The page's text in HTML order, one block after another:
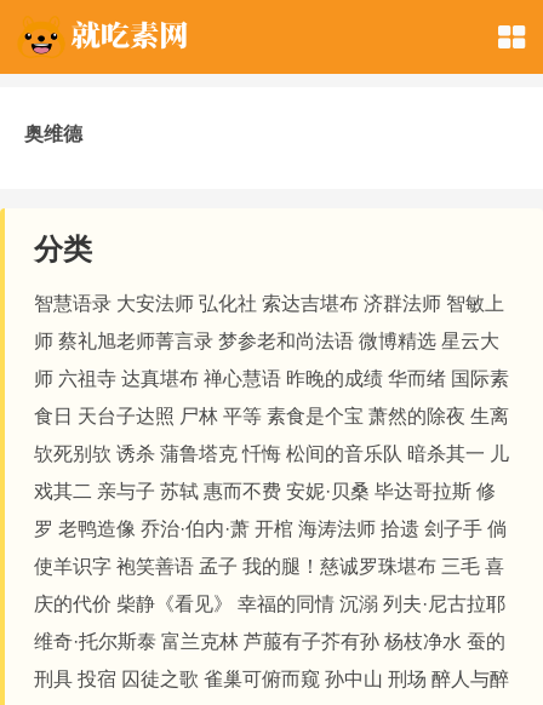
奥维德
分类
智慧语录 大安法师 弘化社 索达吉堪布 济群法师 智敏上
师 蔡礼旭老师菁言录 梦参老和尚法语 微博精选 星云大
师 六祖寺 达真堪布 禅心慧语 昨晚的成绩 华而绪 国际素
食日 天台子达照 尸林 平等 素食是个宝 萧然的除夜 生离
欤死别欤 诱杀 蒲鲁塔克 忏悔 松间的音乐队 暗杀其一 儿
戏其二 亲与子 苏轼 惠而不费 安妮·贝桑 毕达哥拉斯 修
罗 老鸭造像 乔治·伯内·萧 开棺 海涛法师 拾遗 刽子手 倘
使羊识字 袍笑善语 孟子 我的腿！ ​​​​慈诚罗珠堪布 三毛 喜
庆的代价 柴静《看见》 幸福的同情 沉溺 列夫·尼古拉耶
维奇·托尔斯泰 富兰克林 芦菔有子芥有孙 杨枝净水 蚕的
刑具 投宿 囚徒之歌 雀巢可俯而窥 孙中山 刑场 醉人与醉